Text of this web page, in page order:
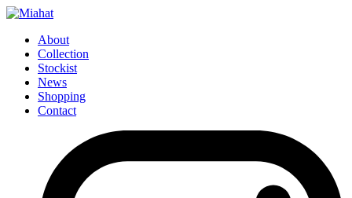
About
Collection
Stockist
News
Shopping
Contact